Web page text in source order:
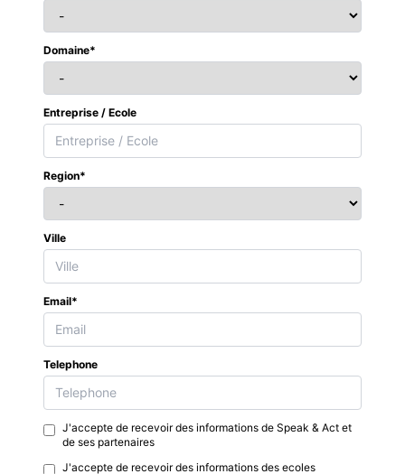
Domaine*
Entreprise / Ecole
Region*
Ville
Email*
Telephone
J'accepte de recevoir des informations de Speak & Act et
de ses partenaires
J'accepte de recevoir des informations des ecoles